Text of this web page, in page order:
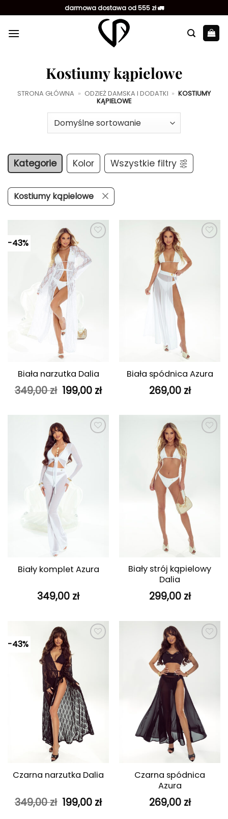
do
zawartości
darmowa dostawa od 555 zł 🚛
Kostiumy kąpielowe
STRONA GŁÓWNA » ODZIEŻ DAMSKA I DODATKI » KOSTIUMY
KĄPIELOWE
Kategorie Kolor Wszystkie filtry
Kostiumy kąpielowe
-43%
Dodaj do
ulubionych
Biała narzutka Dalia
349,00zł Pierwotna
cena
349,00 zł.
199,00 złAktualna
199,00 zł.
ulubionych
Biała spódnica Azura
269,00 zł
ulubionych
Biały komplet Azura
349,00 zł
ulubionych
Biały strój kąpielowy
Dalia
299,00 zł
-43%
ulubionych
Czarna narzutka Dalia
349,00zł Pierwotna
cena
199,00 złAktualna
Dodaj do
ulubionych
Czarna spódnica
Azura
269,00 zł